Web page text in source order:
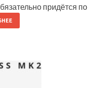
придётся по